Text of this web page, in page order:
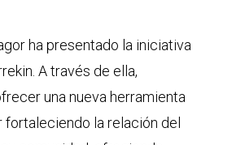
ha presentado la iniciativa
A través de ella,
una nueva herramienta
fortaleciendo la relación del